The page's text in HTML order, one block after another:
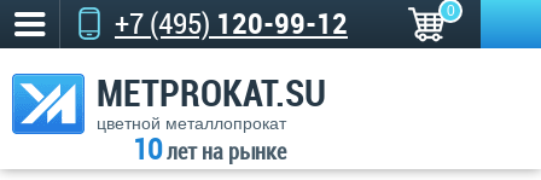
+7 (495) 120-99-12 0
METPROKAT.SU
цветной металлопрокат
10лет на рынке